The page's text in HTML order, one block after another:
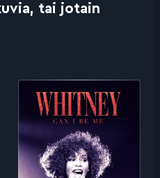
tai jotain